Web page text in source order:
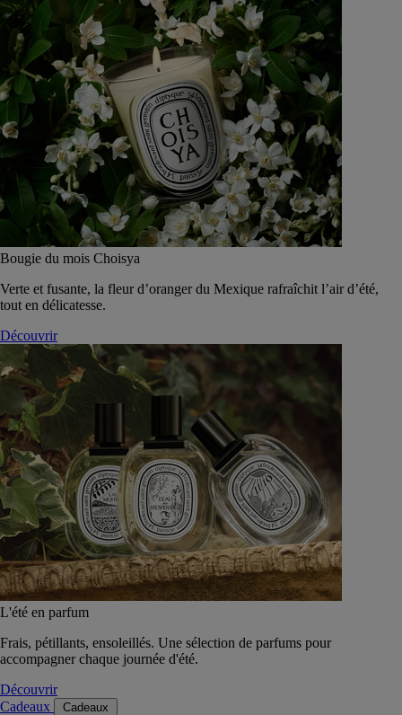
Bougie du mois Choisya
Verte et fusante, la fleur d’oranger du Mexique rafraîchit l’air d’été,
tout en délicatesse.
Découvrir
L'été en parfum
Frais, pétillants, ensoleillés. Une sélection de parfums pour
accompagner chaque journée d'été.
Découvrir
Cadeaux
Cadeaux